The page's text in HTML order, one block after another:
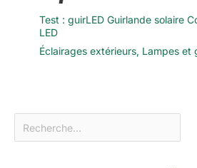
Test : guirLED Guirlande solaire
LED
Éclairages extérieurs, Lampes et